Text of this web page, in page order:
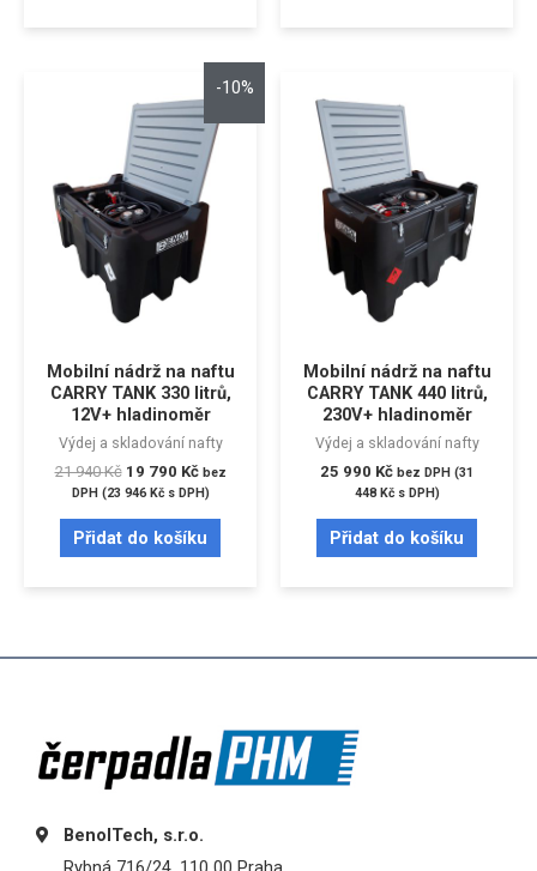
-10%
Mobilní nádrž na naftu
CARRY TANK 330 litrů,
12V+ hladinoměr
Výdej a skladování nafty
21 940Kč 19 790 Kč bez
DPH (23 946 Kčs DPH)
Přidat do košíku
Mobilní nádrž na naftu
CARRY TANK 440 litrů,
230V+ hladinoměr
Výdej a skladování nafty
25 990 Kč bez DPH (31
448 Kčs DPH)
Přidat do košíku
BenolTech, s.r.o.